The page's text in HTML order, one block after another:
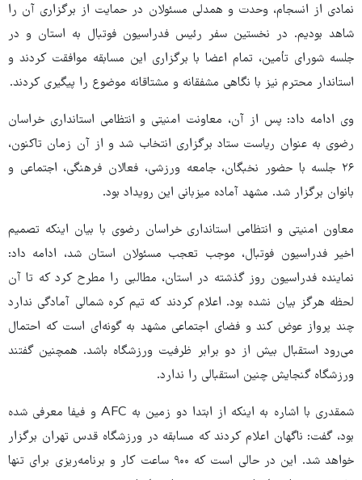
نمادی از انسجام، وحدت و همدلی مسئولان در حمایت از برگزاری آن را
شاهد بودیم. در نخستین سفر رئیس فدراسیون فوتبال به استان و در
جلسه شورای تأمین، تمام اعضا با برگزاری این مسابقه موافقت کردند و
استاندار محترم نیز با نگاهی مشفقانه و مشتاقانه موضوع را پیگیری کردند.
وی ادامه داد: پس از آن، معاونت امنیتی و انتظامی استانداری خراسان
رضوی به عنوان ریاست ستاد برگزاری انتخاب شد و از آن زمان تاکنون،
۲۶ جلسه با حضور نخبگان، جامعه ورزشی، فعالان فرهنگی، اجتماعی و
بانوان برگزار شد. مشهد آماده میزبانی این رویداد بود.
معاون امنیتی و انتظامی استانداری خراسان رضوی با بیان اینکه تصمیم
اخیر فدراسیون فوتبال، موجب تعجب مسئولان استان شد، ادامه داد:
نماینده فدراسیون روز گذشته در استان، مطالبی را مطرح کرد که تا آن
لحظه هرگز بیان نشده بود. اعلام کردند که تیم کره شمالی آمادگی ندارد
چند پرواز عوض کند و فضای اجتماعی مشهد به گونه‌ای است که احتمال
می‌رود استقبال بیش از دو برابر ظرفیت ورزشگاه باشد. همچنین گفتند
ورزشگاه گنجایش چنین استقبالی را ندارد.
شمقدری با اشاره به اینکه از ابتدا دو زمین به AFC و فیفا معرفی شده
بود، گفت: ناگهان اعلام کردند که مسابقه در ورزشگاه قدس تهران برگزار
خواهد شد. این در حالی است که ۹۰۰ ساعت کار و برنامه‌ریزی برای تنها